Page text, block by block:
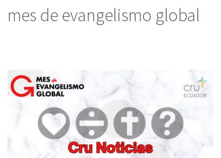
mes de evangelismo global